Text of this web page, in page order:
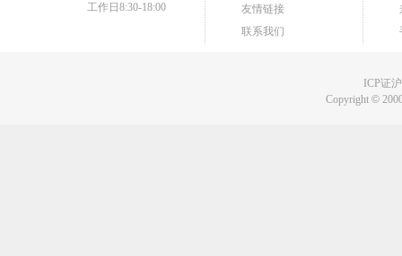
工作日8:30-18:00
友情链接
联系我们
ICP证
Copyright©